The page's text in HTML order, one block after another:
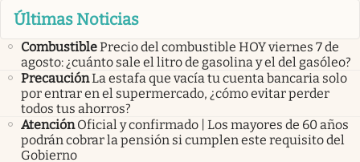
Últimas Noticias
CombustiblePrecio del combustible HOY viernes 7 de
agosto: ¿cuánto sale el litro de gasolina y el del gasóleo?
PrecauciónLa estafa que vacía tu cuenta bancaria solo
por entrar en el supermercado, ¿cómo evitar perder
todos tus ahorros?
Atención Oficial y confirmado | Los mayores de 60 años
podrán cobrar la pensión si cumplen este requisito del
Gobierno